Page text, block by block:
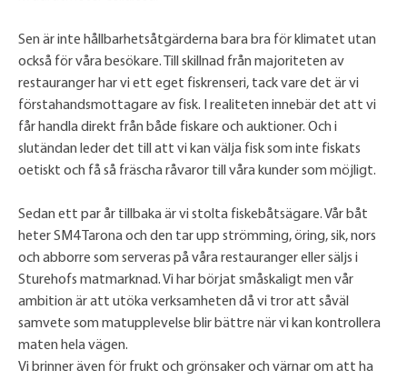
Sen är inte hållbarhetsåtgärderna bara bra för klimatet utan
också för våra besökare. Till skillnad från majoriteten av
restauranger har vi ett eget fiskrenseri, tack vare det är vi
förstahandsmottagare av fisk. I realiteten innebär det att vi
får handla direkt från både fiskare och auktioner. Och i
slutändan leder det till att vi kan välja fisk som inte fiskats
oetiskt och få så fräscha råvaror till våra kunder som möjligt.
Sedan ett par år tillbaka är vi stolta fiskebåtsägare. Vår båt
heter SM4 Tarona och den tar upp strömming, öring, sik, nors
och abborre som serveras på våra restauranger eller säljs i
Sturehofs matmarknad. Vi har börjat småskaligt men vår
ambition är att utöka verksamheten då vi tror att såväl
samvete som matupplevelse blir bättre när vi kan kontrollera
maten hela vägen.
Vi brinner även för frukt och grönsaker och värnar om att ha